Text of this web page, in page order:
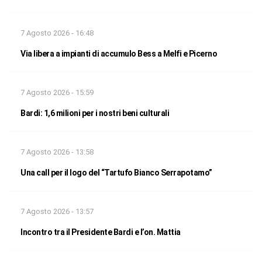
7 Agosto 2026 - 16:48
Via libera a impianti di accumulo Bess a Melfi e Picerno
7 Agosto 2026 - 15:59
Bardi: 1,6 milioni per i nostri beni culturali
7 Agosto 2026 - 13:58
Una call per il logo del “Tartufo Bianco Serrapotamo”
7 Agosto 2026 - 13:57
Incontro tra il Presidente Bardi e l’on. Mattia